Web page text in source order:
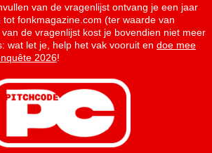
van de vragenlijst ontvang je een jaar
fonkmagazine.com (ter waarde van
de vragenlijst kost je bovendien niet meer
wat let je, help het vak vooruit en doe mee
2026!